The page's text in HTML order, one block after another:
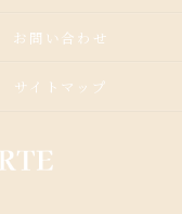
お問い合わせ
サイトマップ